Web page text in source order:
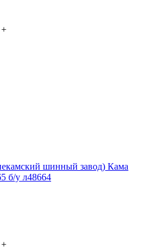
+
шинный завод) Кама
б/у л48664
+